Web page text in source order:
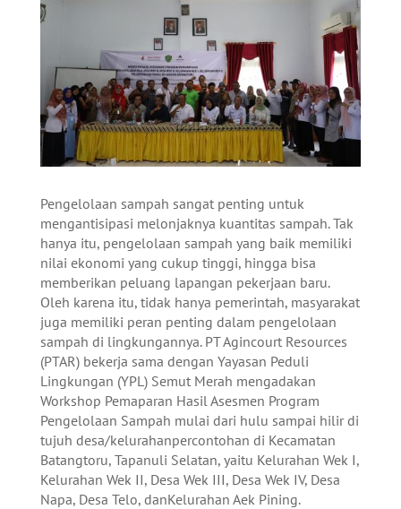
Pengelolaan sampah sangat penting untuk
mengantisipasi melonjaknya kuantitas sampah. Tak
hanya itu, pengelolaan sampah yang baik memiliki
nilai ekonomi yang cukup tinggi, hingga bisa
memberikan peluang lapangan pekerjaan baru.
Oleh karena itu, tidak hanya pemerintah, masyarakat
juga memiliki peran penting dalam pengelolaan
sampah di lingkungannya. PT Agincourt Resources
(PTAR) bekerja sama dengan Yayasan Peduli
Lingkungan (YPL) Semut Merah mengadakan
Workshop Pemaparan Hasil Asesmen Program
Pengelolaan Sampah mulai dari hulu sampai hilir di
tujuh desa/kelurahanpercontohan di Kecamatan
Batangtoru, Tapanuli Selatan, yaitu Kelurahan Wek I,
Kelurahan Wek II, Desa Wek III, Desa Wek IV, Desa
Napa, Desa Telo, danKelurahan Aek Pining.